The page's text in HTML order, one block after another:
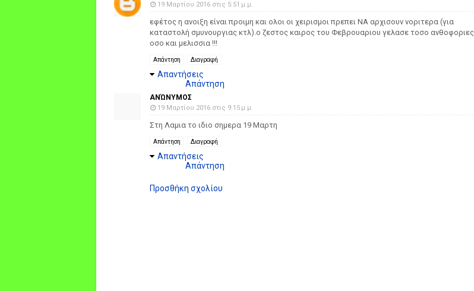
19 Μαρτίου 2016 στις 5:51 μ.μ.
εφέτος η ανοιξη είναι προιμη και ολοι οι χειρισμοι πρεπει ΝΑ αρχισουν νοριτερα (για
καταστολή σμυνουργιας κτλ).ο ζεστος καιρος του Φεβρουαριου γελασε τοσο ανθοφοριες
οσο και μελισσια !!!
Απάντηση Διαγραφή
Απαντήσεις
Απάντηση
ΑΝΏΝΥΜΟΣ
19 Μαρτίου 2016 στις 9:15 μ.μ.
Στη Λαμια το ιδιο σημερα 19 Μαρτη
Απάντηση Διαγραφή
Απαντήσεις
Απάντηση
Προσθήκη σχολίου